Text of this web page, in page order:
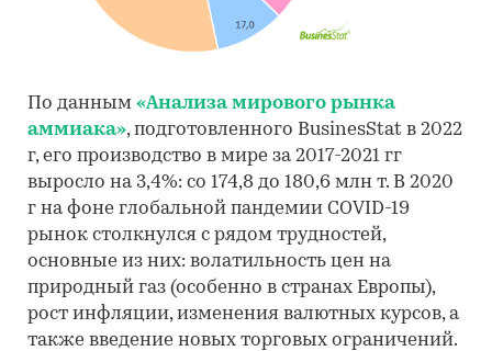
По данным «Анализа мирового рынка
аммиака», подготовленного BusinesStat в 2022
г, его производство в мире за 2017-2021 гг
выросло на 3,4%: со 174,8 до 180,6 млн т. В 2020
г на фоне глобальной пандемии COVID-19
рынок столкнулся с рядом трудностей,
основные из них: волатильность цен на
природный газ (особенно в странах Европы),
рост инфляции, изменения валютных курсов, а
также введение новых торговых ограничений.